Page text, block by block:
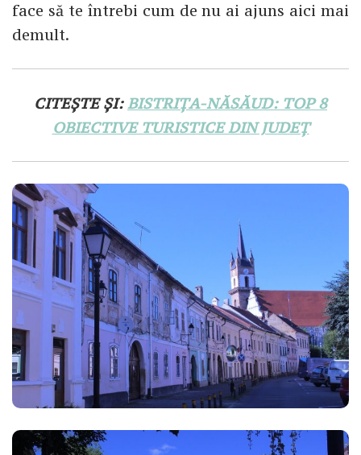
face să te întrebi cum de nu ai ajuns aici mai
demult.
CITEȘTE ȘI:BISTRIȚA-NĂSĂUD: TOP 8
OBIECTIVE TURISTICE DIN JUDEȚ